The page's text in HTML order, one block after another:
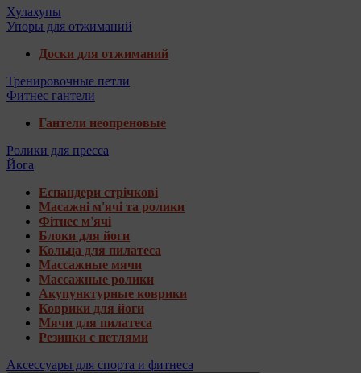
Хулахупы
Упоры для отжиманий
Доски для отжиманий
Тренировочные петли
Фитнес гантели
Гантели неопреновые
Ролики для пресса
Йога
Еспандери стрічкові
Масажні м'ячі та ролики
Фітнес м'ячі
Блоки для йоги
Кольца для пилатеса
Массажные мячи
Массажные ролики
Акупунктурные коврики
Коврики для йоги
Мячи для пилатеса
Резинки с петлями
Аксессуары для спорта и фитнеса